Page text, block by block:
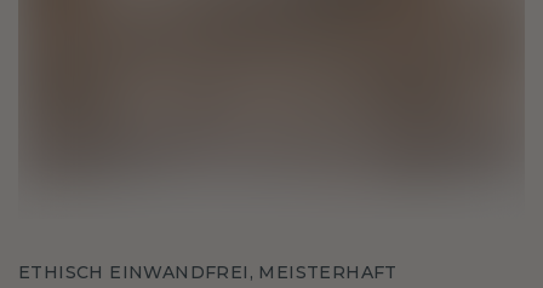
ETHISCH EINWANDFREI, MEISTERHAFT